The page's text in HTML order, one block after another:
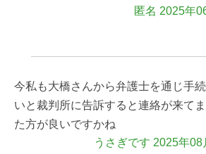
匿名 2025年
今私も大橋さんから弁護士を通じ手
いと裁判所に告訴すると連絡が来て
た方が良いですかね
うさぎです 2025年